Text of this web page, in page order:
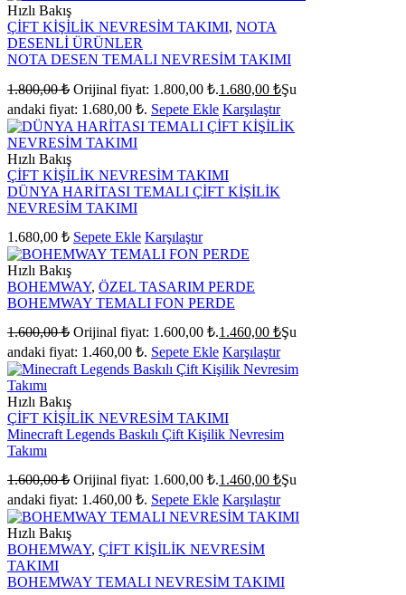
Hızlı Bakış
ÇİFT KİŞİLİK NEVRESİM TAKIMI, NOTA
DESENLİ ÜRÜNLER
NOTA DESEN TEMALI NEVRESİM TAKIMI
1.800,00₺ Orijinal fiyat: 1.800,00 ₺.1.680,00 ₺Şu
andaki fiyat: 1.680,00 ₺. Sepete Ekle Karşılaştır
Hızlı Bakış
ÇİFT KİŞİLİK NEVRESİM TAKIMI
DÜNYA HARİTASI TEMALI ÇİFT KİŞİLİK
NEVRESİM TAKIMI
1.680,00 ₺ Sepete Ekle Karşılaştır
Hızlı Bakış
BOHEMWAY, ÖZEL TASARIM PERDE
BOHEMWAY TEMALI FON PERDE
1.600,00₺ Orijinal fiyat: 1.600,00 ₺.1.460,00 ₺Şu
andaki fiyat: 1.460,00 ₺. Sepete Ekle Karşılaştır
Hızlı Bakış
ÇİFT KİŞİLİK NEVRESİM TAKIMI
Minecraft Legends Baskılı Çift Kişilik Nevresim
Takımı
1.600,00₺ Orijinal fiyat: 1.600,00 ₺.1.460,00 ₺Şu
andaki fiyat: 1.460,00 ₺. Sepete Ekle Karşılaştır
Hızlı Bakış
BOHEMWAY, ÇİFT KİŞİLİK NEVRESİM
TAKIMI
BOHEMWAY TEMALI NEVRESİM TAKIMI